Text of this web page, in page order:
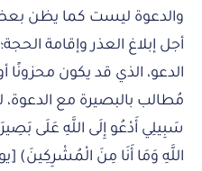
والدعوة ليست كما يظن
أجل إبلاغ العذر وإقامة
الدعو، الذي قد يكون محزونًا
مُطالب بالبصيرة مع
سَبِيلِي أَدْعُو إِلَى اللَّهِ عَلَى
اللَّهِ وَمَا أَنَا مِنَ الْمُشْرِكِينَ)